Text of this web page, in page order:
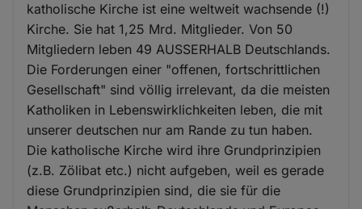
katholische Kirche ist eine weltweit wachsende (!)
Kirche. Sie hat 1,25 Mrd. Mitglieder. Von 50
Mitgliedern leben 49 AUSSERHALB Deutschlands.
Die Forderungen einer "offenen, fortschrittlichen
Gesellschaft" sind völlig irrelevant, da die meisten
Katholiken in Lebenswirklichkeiten leben, die mit
unserer deutschen nur am Rande zu tun haben.
Die katholische Kirche wird ihre Grundprinzipien
(z.B. Zölibat etc.) nicht aufgeben, weil es gerade
diese Grundprinzipien sind, die sie für die